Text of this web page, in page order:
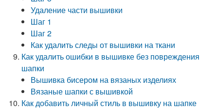
Удаление части вышивки
Шаг 1
Шаг 2
Как удалить следы от вышивки на ткани
Как удалить ошибки в вышивке без повреждения
шапки
Вышивка бисером на вязаных изделиях
Вязаные шапки с вышивкой
Как добавить личный стиль в вышивку на шапке